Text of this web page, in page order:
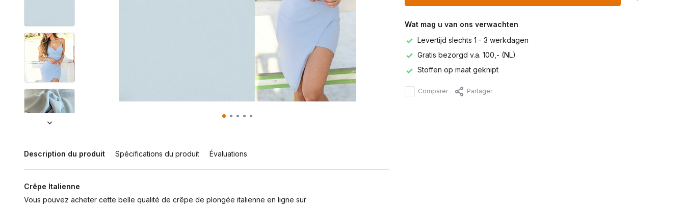
Description du produit Spécifications du produit Évaluations
Crêpe Italienne
Vous pouvez acheter cette belle qualité de crêpe de plongée italienne en ligne sur
Wat mag u van ons verwachten
Levertijd slechts 1 - 3 werkdagen
Gratis bezorgd v.a. 100,- (NL)
Stoffen op maat geknipt
Comparer Partager